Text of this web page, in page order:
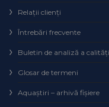
Relaţii clienţi
Întrebări frecvente
Buletin de analiză a
Glosar de termeni
Aquaștiri – arhivă fișiere